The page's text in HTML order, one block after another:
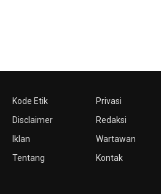
Kode Etik
Disclaimer
Iklan
Tentang
Privasi
Redaksi
Wartawan
Kontak